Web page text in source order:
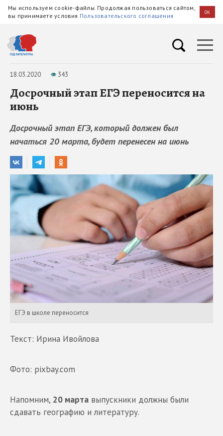
Мы используем cookie-файлы. Продолжая пользоваться сайтом,
вы принимаете условия Пользовательского соглашения OK
18.03.2020 343
Досрочный этап ЕГЭ переносится на
июнь
Досрочный этап ЕГЭ, который должен был
начаться 20 марта, будет перенесен на июнь
ЕГЭ в школе переносится
Текст: Ирина Ивойлова
Фото: pixbay.com
Напомним, 20 марта выпускники должны были
сдавать географию и литературу.